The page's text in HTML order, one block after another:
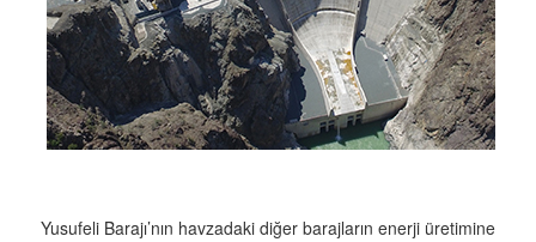
Yusufeli Barajı’nın havzadaki diğer barajların enerji üretimine